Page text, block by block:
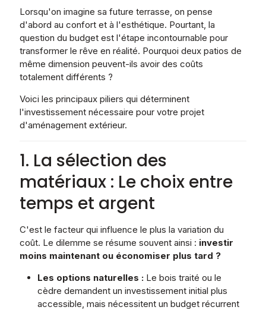
Lorsqu'on imagine sa future terrasse, on pense
d'abord au confort et à l'esthétique. Pourtant, la
question du budget est l'étape incontournable pour
transformer le rêve en réalité. Pourquoi deux patios de
même dimension peuvent-ils avoir des coûts
totalement différents ?
Voici les principaux piliers qui déterminent
l'investissement nécessaire pour votre projet
d'aménagement extérieur.
1. La sélection des
matériaux : Le choix entre
temps et argent
C'est le facteur qui influence le plus la variation du
coût. Le dilemme se résume souvent ainsi : investir
moins maintenant ou économiser plus tard ?
Les options naturelles : Le bois traité ou le
cèdre demandent un investissement initial plus
accessible, mais nécessitent un budget récurrent